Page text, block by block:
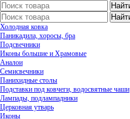
Холодная ковка
Паникадила, хоросы, бра
Подсвечники
Иконы большие и Храмовые
Аналои
Семисвечники
Панихидные столы
Подставки под ковчеги, водосвятные чаши
Лампады, подлампадники
Церковная утварь
Иконы